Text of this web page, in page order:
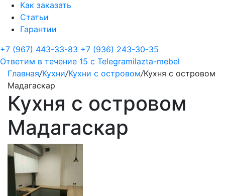
Как заказать
Статьи
Гарантии
+7 (967) 443-33-83 +7 (936) 243-30-35
Ответим в течение 15 с Telegramilazta-mebel
Главная/Кухни/Кухни с островом/Кухня с островом
Мадагаскар
Кухня с островом
Мадагаскар